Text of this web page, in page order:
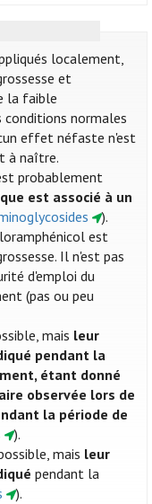
localement,
et
la faible
conditions normales
effet néfaste n'est
à naître.
probablement
est associé à un
).
est
Il n'est pas
d'emploi du
(pas ou peu
mais leur
pendant la
étant donné
observée lors de
la période de
).
mais leur
pendant la
).